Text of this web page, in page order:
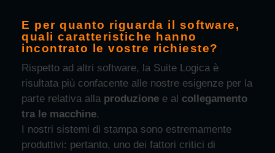
E per quanto riguarda il software,
quali caratteristiche hanno
incontrato le vostre richieste?
Rispetto ad altri software, la Suite Logica è
risultata più confacente alle nostre esigenze per la
parte relativa alla produzione e al collegamento
tra le macchine.
I nostri sistemi di stampa sono estremamente
produttivi: pertanto, uno dei fattori critici di